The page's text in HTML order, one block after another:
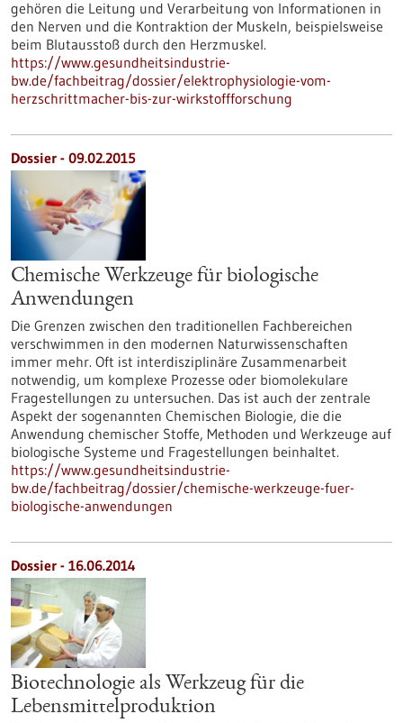
gehören die Leitung und Verarbeitung von Informationen in
den Nerven und die Kontraktion der Muskeln, beispielsweise
beim Blutausstoß durch den Herzmuskel.
https://www.gesundheitsindustrie-
bw.de/fachbeitrag/dossier/elektrophysiologie-vom-
herzschrittmacher-bis-zur-wirkstoffforschung
Dossier - 09.02.2015
Chemische Werkzeuge für biologische
Anwendungen
Die Grenzen zwischen den traditionellen Fachbereichen
verschwimmen in den modernen Naturwissenschaften
immer mehr. Oft ist interdisziplinäre Zusammenarbeit
notwendig, um komplexe Prozesse oder biomolekulare
Fragestellungen zu untersuchen. Das ist auch der zentrale
Aspekt der sogenannten Chemischen Biologie, die die
Anwendung chemischer Stoffe, Methoden und Werkzeuge auf
biologische Systeme und Fragestellungen beinhaltet.
https://www.gesundheitsindustrie-
bw.de/fachbeitrag/dossier/chemische-werkzeuge-fuer-
biologische-anwendungen
Dossier - 16.06.2014
Biotechnologie als Werkzeug für die
Lebensmittelproduktion